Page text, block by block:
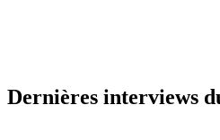
Dernières interviews